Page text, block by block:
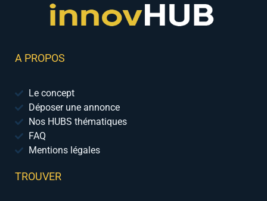
A PROPOS
Le concept
Déposer une annonce
Nos HUBS thématiques
FAQ
Mentions légales
TROUVER